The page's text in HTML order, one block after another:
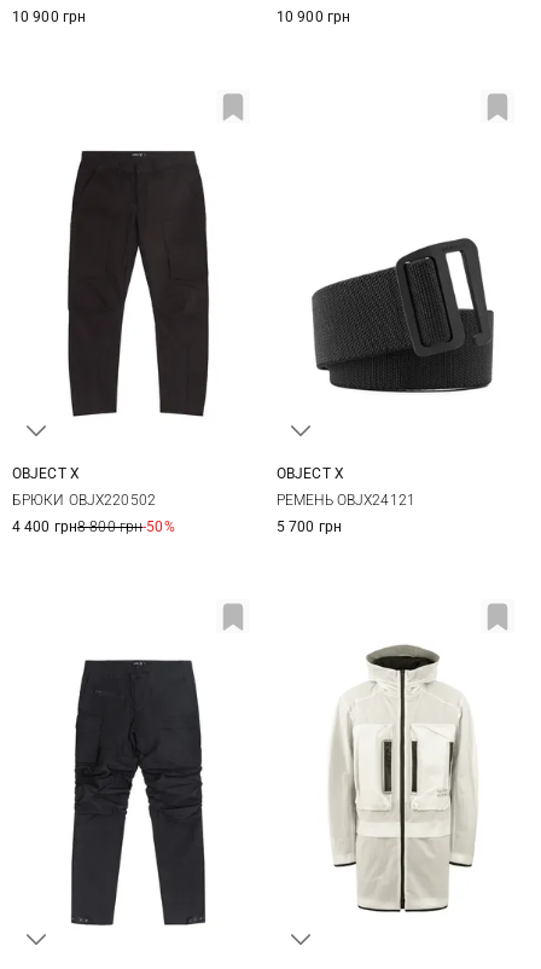
10 900 грн
10 900 грн
OBJECT X
БРЮКИ OBJX220502
4 400 грн8 800 грн-50%
OBJECT X
РЕМЕНЬ OBJX24121
5 700 грн